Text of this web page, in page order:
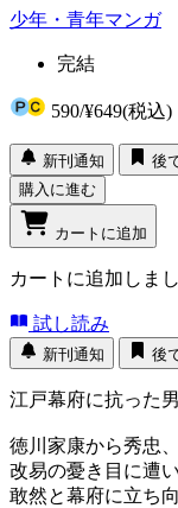
少年・青年マンガ
完結
590/¥649(税込)
新刊通知
後
購入に進む
カートに追加
カートに追加しま
試し読み
新刊通知 後
江戸幕府に抗った
徳川家康から秀忠
改易の憂き目に遭
敢然と幕府に立ち